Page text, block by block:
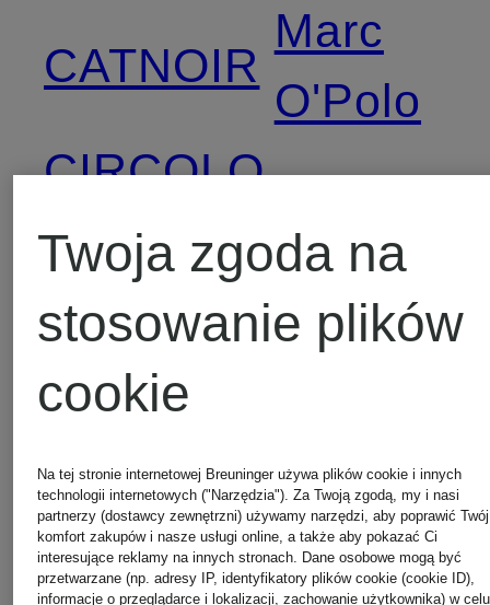
CATNOIR
CIRCOLO
1901
COS
DOROTHEE
Marc
O'Polo
Mara
Twoja zgoda na
stosowanie plików
cookie
Na tej stronie internetowej Breuninger używa plików cookie i innych
technologii internetowych ("Narzędzia"). Za Twoją zgodą, my i nasi
partnerzy (dostawcy zewnętrzni) używamy narzędzi, aby poprawić Twój
komfort zakupów i nasze usługi online, a także aby pokazać Ci
interesujące reklamy na innych stronach. Dane osobowe mogą być
przetwarzane (np. adresy IP, identyfikatory plików cookie (cookie ID),
informacje o przeglądarce i lokalizacji, zachowanie użytkownika) w celu